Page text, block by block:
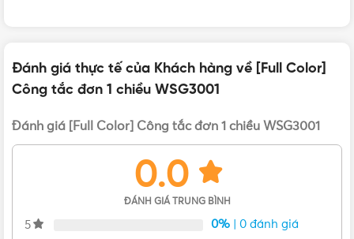
Thông số cơ bản của công tắc WSG3001
Công tắc B, 1 chiều, loại nổi, 250VAC – 10A
Đóng gói 10 cái/hộp, 200 cái/thùng
Đánh giá thực tế của Khách hàng về [Full Color]
Công tắc đơn 1 chiều WSG3001
Đánh giá [Full Color] Công tắc đơn 1 chiều WSG3001
0.0
ĐÁNH GIÁ TRUNG BÌNH
5 0% | 0 đánh giá